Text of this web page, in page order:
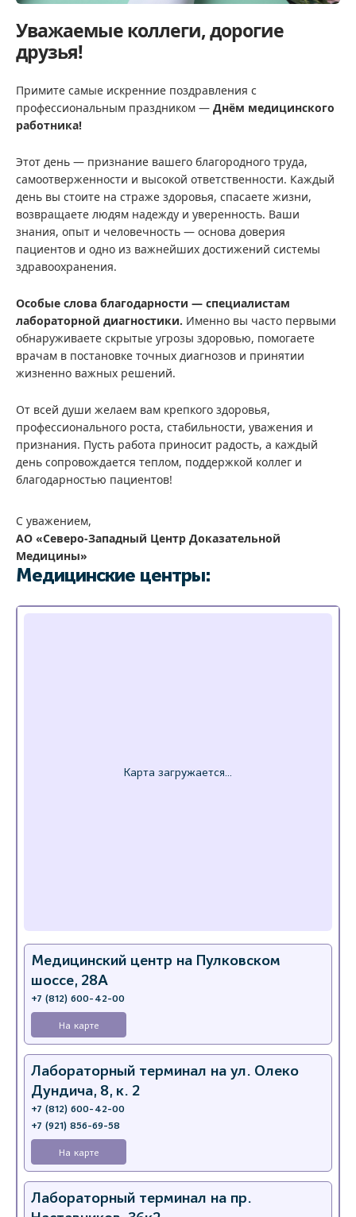
Уважаемые коллеги, дорогие
друзья!
Примите самые искренние поздравления с
профессиональным праздником — Днём медицинского
работника!
Этот день — признание вашего благородного труда,
самоотверженности и высокой ответственности. Каждый
день вы стоите на страже здоровья, спасаете жизни,
возвращаете людям надежду и уверенность. Ваши
знания, опыт и человечность — основа доверия
пациентов и одно из важнейших достижений системы
здравоохранения.
Особые слова благодарности — специалистам
лабораторной диагностики. Именно вы часто первыми
обнаруживаете скрытые угрозы здоровью, помогаете
врачам в постановке точных диагнозов и принятии
жизненно важных решений.
От всей души желаем вам крепкого здоровья,
профессионального роста, стабильности, уважения и
признания. Пусть работа приносит радость, а каждый
день сопровождается теплом, поддержкой коллег и
благодарностью пациентов!
С уважением,
АО «Северо-Западный Центр Доказательной
Медицины»
Медицинские центры:
Медицинский центр на Пулковском
шоссе, 28А
+7 (812) 600-42-00
На карте
Лабораторный терминал на ул. Олеко
Дундича, 8, к. 2
+7 (812) 600-42-00
+7 (921) 856-69-58
На карте
Лабораторный терминал на пр.